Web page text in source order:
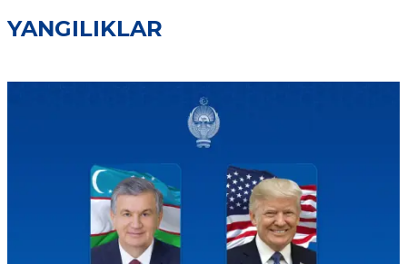
YANGILIKLAR